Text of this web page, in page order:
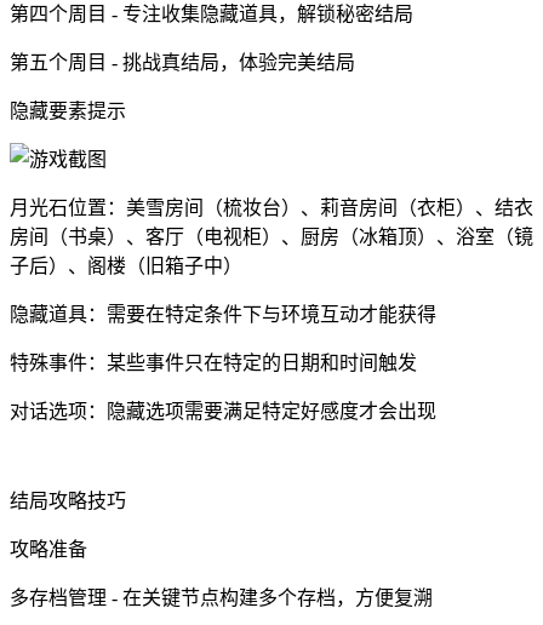
第四个周目 - 专注收集隐藏道具，解锁秘密结局
第五个周目 - 挑战真结局，体验完美结局
隐藏要素提示
月光石位置：美雪房间（梳妆台）、莉音房间（衣柜）、结衣
房间（书桌）、客厅（电视柜）、厨房（冰箱顶）、浴室（镜
子后）、阁楼（旧箱子中）
隐藏道具：需要在特定条件下与环境互动才能获得
特殊事件：某些事件只在特定的日期和时间触发
对话选项：隐藏选项需要满足特定好感度才会出现
结局攻略技巧
攻略准备
多存档管理 - 在关键节点构建多个存档，方便复溯